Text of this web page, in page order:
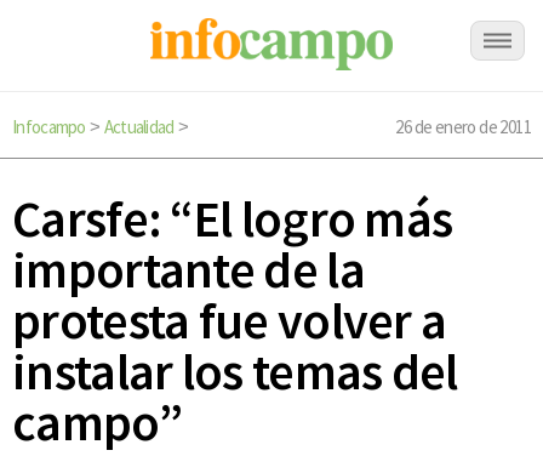
Infocampo > Actualidad > 26 de enero de 2011
Carsfe: “El logro más
importante de la
protesta fue volver a
instalar los temas del
campo”